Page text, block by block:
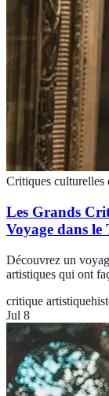
Critiques culturelles
Les Grands
Voyage dans le
Découvrez un
artistiques qui ont
critique artistique
Jul 8